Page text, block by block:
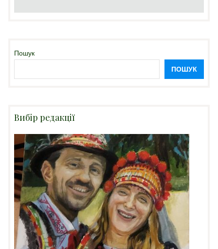
Пошук
ПОШУК
Вибір редакції